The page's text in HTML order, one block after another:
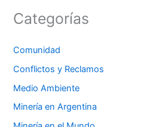
Categorías
Comunidad
Conflictos y Reclamos
Medio Ambiente
Minería en Argentina